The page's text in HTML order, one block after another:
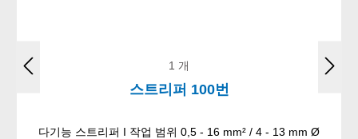
1 개
스트리퍼 100번
다기능 스트리퍼 I 작업 범위 0,5 - 16 mm² / 4 - 13 mm Ø